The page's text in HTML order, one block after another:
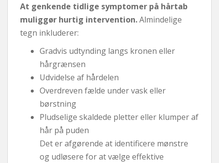
At genkende tidlige symptomer på hårtab
muliggør hurtig intervention.Almindelige
tegn inkluderer:
Gradvis udtynding langs kronen eller
hårgrænsen
Udvidelse af hårdelen
Overdreven fælde under vask eller
børstning
Pludselige skaldede pletter eller klumper af
hår på puden
Det er afgørende at identificere mønstre
og udløsere for at vælge effektive